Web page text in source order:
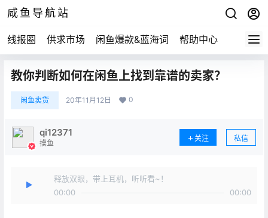
咸鱼导航站
线报圈 供求市场 闲鱼爆款&蓝海词 帮助中心
教你判断如何在闲鱼上找到靠谱的卖家？
闲鱼卖货 20年11月12日 0
qi12371
摸鱼
关注 私信
释放双眼，带上耳机，听听看~！
00:00
00:00